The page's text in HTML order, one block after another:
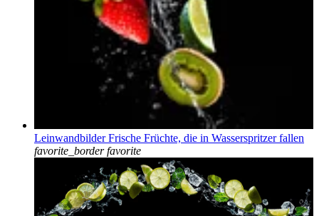
Leinwandbilder Frische Früchte, die in Wasserspritzer fallen
favorite_border favorite